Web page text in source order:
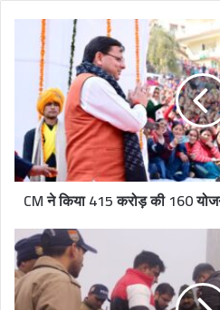
a
d
s
s
CM ने किया 415 करोड़ की 160